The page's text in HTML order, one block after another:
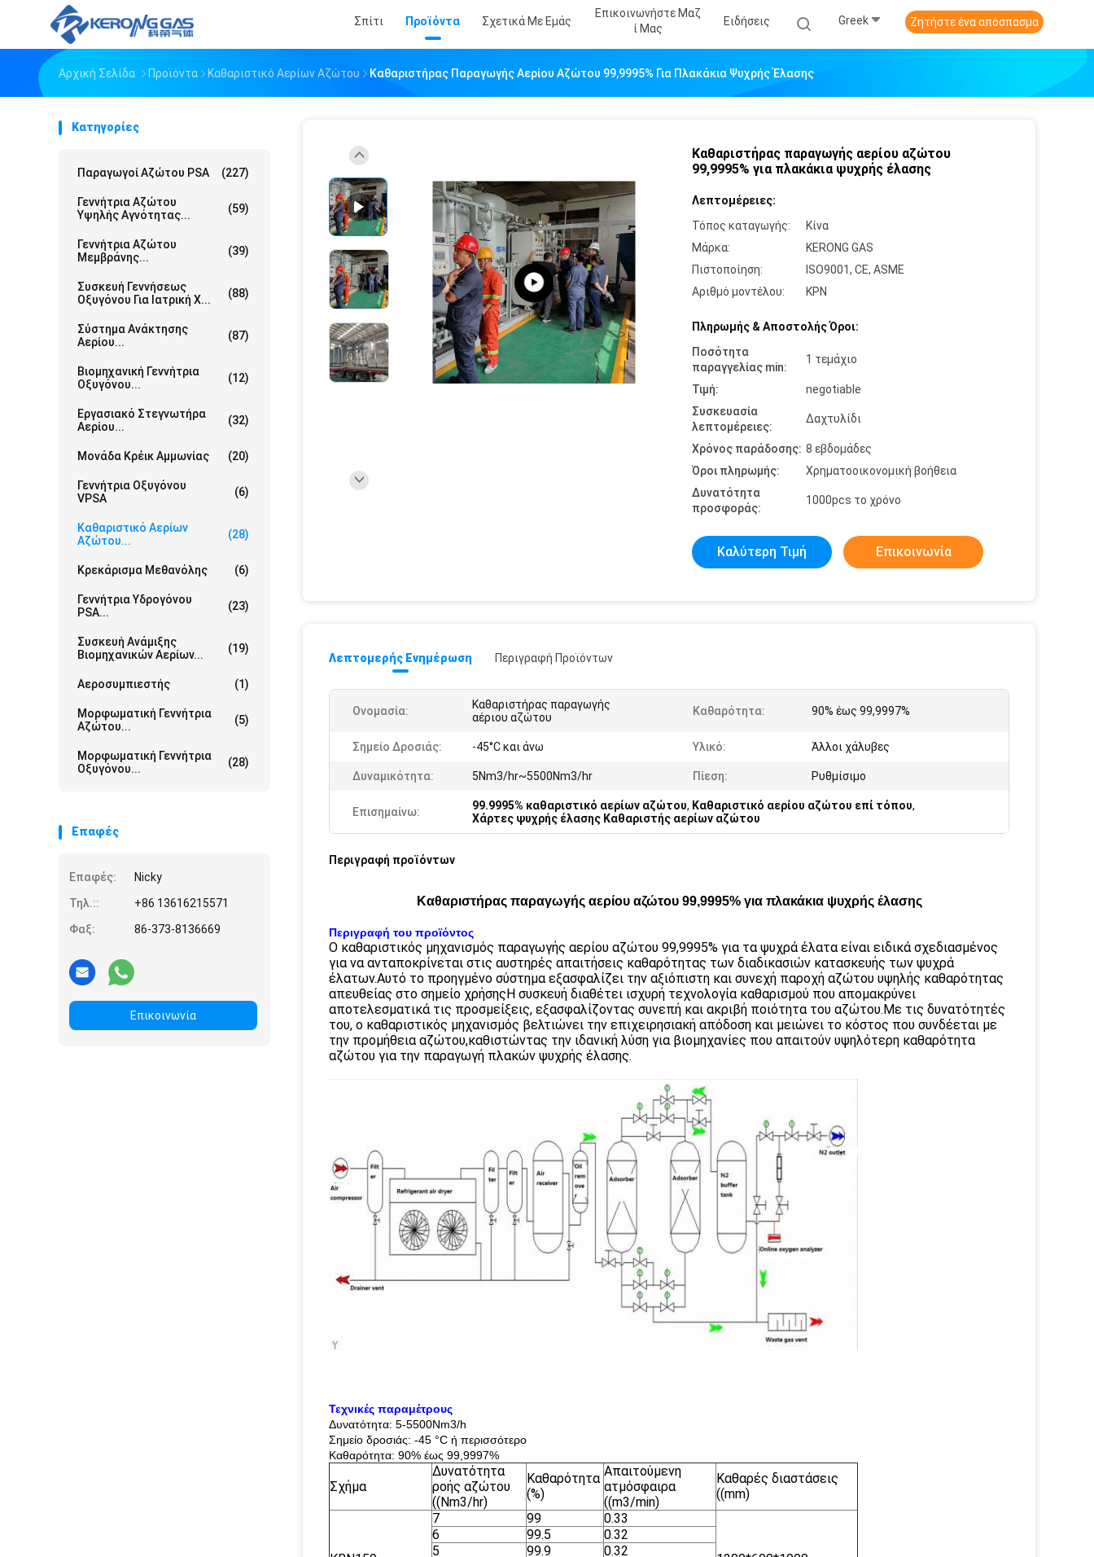
Σπίτι Προϊόντα Σχετικά Με Εμάς
Επικοινωνήστε Μαζ
Ί Μας
Ειδήσεις Greek Ζητήστε ένα απόσπασμα
Αρχική Σελίδα Προϊόντα Καθαριστικό Αερίων Αζώτου Καθαριστήρας Παραγωγής Αερίου Αζώτου 99,9995% Για Πλακάκια Ψυχρής Έλασης
Κατηγορίες
Παραγωγοί Αζώτου PSA (227)
Γεννήτρια Αζώτου
Υψηλής Αγνότητας...
(59)
Γεννήτρια Αζώτου
Μεμβράνης...
(39)
Συσκευή Γεννήσεως
Οξυγόνου Για Ιατρική Χ...
(88)
Σύστημα Ανάκτησης
Αερίου...
(87)
Βιομηχανική Γεννήτρια
Οξυγόνου...
(12)
Εργασιακό Στεγνωτήρα
Αερίου...
(32)
Μονάδα Κρέικ Αμμωνίας (20)
Γεννήτρια Οξυγόνου
VPSA
(6)
Καθαριστικό Αερίων
Αζώτου...
(28)
Κρεκάρισμα Μεθανόλης (6)
Γεννήτρια Υδρογόνου
PSA...
(23)
Συσκευή Ανάμιξης
Βιομηχανικών Αερίων...
(19)
Αεροσυμπιεστής (1)
Μορφωματική Γεννήτρια
Αζώτου...
(5)
Μορφωματική Γεννήτρια
Οξυγόνου...
(28)
Επαφές
Επαφές:
Nicky
Τηλ.::
+86 13616215571
Φαξ:
86-373-8136669
Επικοινωνία
Καθαριστήρας παραγωγής αερίου αζώτου
99,9995% για πλακάκια ψυχρής έλασης
Λεπτομέρειες:
Τόπος καταγωγής:
Κίνα
Μάρκα:
KERONG GAS
Πιστοποίηση:
ISO9001, CE, ASME
Αριθμό μοντέλου:
ΚΡΝ
Πληρωμής & Αποστολής Όροι:
Ποσότητα
παραγγελίας min:
1 τεμάχιο
Τιμή:
negotiable
Συσκευασία
λεπτομέρειες:
Δαχτυλίδι
Χρόνος παράδοσης: 8 εβδομάδες
Όροι πληρωμής:
Χρηματοοικονομική βοήθεια
Δυνατότητα
προσφοράς:
1000pcs το χρόνο
Καλύτερη Τιμή Επικοινωνία
Λεπτομερής Ενημέρωση Περιγραφή Προϊόντων
Ονομασία:
Καθαριστήρας παραγωγής
αέριου αζώτου
Καθαρότητα: 90% έως 99,9997%
Σημείο Δροσιάς: -45°C και άνω Υλικό: Άλλοι χάλυβες
Δυναμικότητα: 5Nm3/hr~5500Nm3/hr Πίεση: Ρυθμίσιμο
Επισημαίνω: 99.9995% καθαριστικό αερίων αζώτου, Καθαριστικό αερίου αζώτου επί τόπου,
Χάρτες ψυχρής έλασης Καθαριστής αερίων αζώτου
Περιγραφή προϊόντων
Καθαριστήρας παραγωγής αερίου αζώτου 99,9995% για πλακάκια ψυχρής έλασης
Περιγραφή του προϊόντος
Ο καθαριστικός μηχανισμός παραγωγής αερίου αζώτου 99,9995% για τα ψυχρά έλατα είναι ειδικά σχεδιασμένος
για να ανταποκρίνεται στις αυστηρές απαιτήσεις καθαρότητας των διαδικασιών κατασκευής των ψυχρά
έλατων.Αυτό το προηγμένο σύστημα εξασφαλίζει την αξιόπιστη και συνεχή παροχή αζώτου υψηλής καθαρότητας
απευθείας στο σημείο χρήσηςΗ συσκευή διαθέτει ισχυρή τεχνολογία καθαρισμού που απομακρύνει
αποτελεσματικά τις προσμείξεις, εξασφαλίζοντας συνεπή και ακριβή ποιότητα του αζώτου.Με τις δυνατότητές
του, ο καθαριστικός μηχανισμός βελτιώνει την επιχειρησιακή απόδοση και μειώνει το κόστος που συνδέεται με
την προμήθεια αζώτου,καθιστώντας την ιδανική λύση για βιομηχανίες που απαιτούν υψηλότερη καθαρότητα
αζώτου για την παραγωγή πλακών ψυχρής έλασης.
Τεχνικές παραμέτρους
Δυνατότητα: 5-5500Nm3/h
Σημείο δροσιάς: -45 °C ή περισσότερο
Καθαρότητα: 90% έως 99,9997%
Σχήμα
Δυνατότητα
ροής αζώτου
((Nm3/hr)
Καθαρότητα
(%)
Απαιτούμενη
ατμόσφαιρα
((m3/min)
Καθαρές διαστάσεις
((mm)
7 99 0.33
6 99.5
0.32
5
99.9
0.32